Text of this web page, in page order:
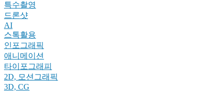
특수촬영
드론샷
AI
스톡활용
인포그래픽
애니메이션
타이포그래피
2D, 모션그래픽
3D, CG